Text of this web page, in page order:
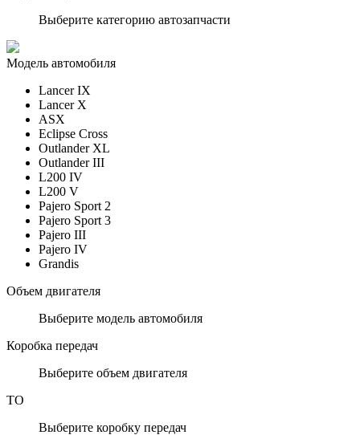
Выберите категорию автозапчасти
Модель автомобиля
Lancer IX
Lancer X
ASX
Eclipse Cross
Outlander XL
Outlander III
L200 IV
L200 V
Pajero Sport 2
Pajero Sport 3
Pajero III
Pajero IV
Grandis
Объем двигателя
Выберите модель автомобиля
Коробка передач
Выберите объем двигателя
ТО
Выберите коробку передач